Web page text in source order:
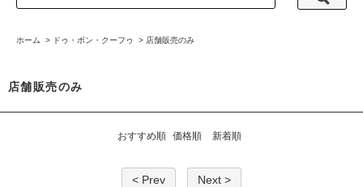
ホーム > ドゥ・ボン・クーフゥ > 店舗販売のみ
店舗販売のみ
おすすめ順 価格順 新着順
< Prev Next >